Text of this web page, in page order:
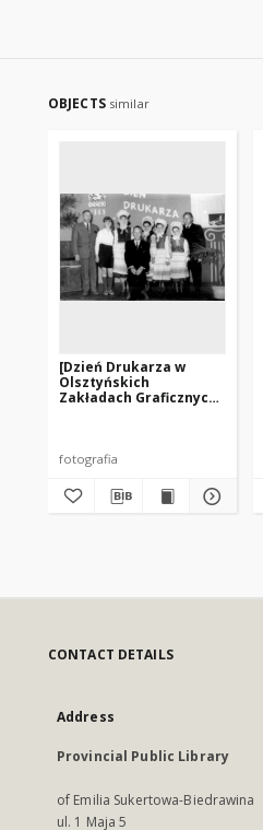
OBJECTS similar
[Dzień Drukarza w
Olsztyńskich
Zakładach Graficznych.
fotografia
CONTACT DETAILS
Address
Provincial Public Library
of Emilia Sukertowa-Biedrawina
ul. 1 Maja 5